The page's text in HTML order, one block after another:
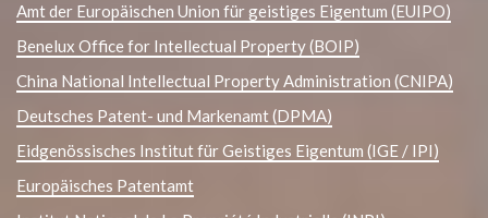
Amt der Europäischen Union für geistiges Eigentum (EUIPO)
Benelux Office for Intellectual Property (BOIP)
China National Intellectual Property Administration (CNIPA)
Deutsches Patent- und Markenamt (DPMA)
Eidgenössisches Institut für Geistiges Eigentum (IGE / IPI)
Europäisches Patentamt